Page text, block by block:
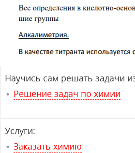
Научись сам решать задачи
Решение задач по химии
Услуги:
Заказать химию